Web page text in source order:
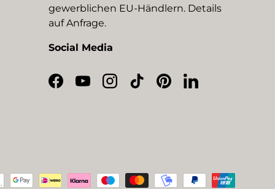
gewerblichen EU-Händlern. Details
auf Anfrage.
Social Media
Facebook
YouTubeInstagram
TikTokPinterestLinkedIn